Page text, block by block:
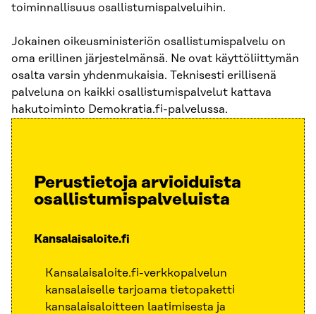
toiminnallisuus osallistumispalveluihin.
Jokainen oikeusministeriön osallistumispalvelu on
oma erillinen järjestelmänsä. Ne ovat käyttöliittymän
osalta varsin yhdenmukaisia. Teknisesti erillisenä
palveluna on kaikki osallistumispalvelut kattava
hakutoiminto Demokratia.fi-palvelussa.
Perustietoja arvioiduista
osallistumispalveluista
Kansalaisaloite.fi
Kansalaisaloite.fi-verkkopalvelun
kansalaiselle tarjoama tietopaketti
kansalaisaloitteen laatimisesta ja